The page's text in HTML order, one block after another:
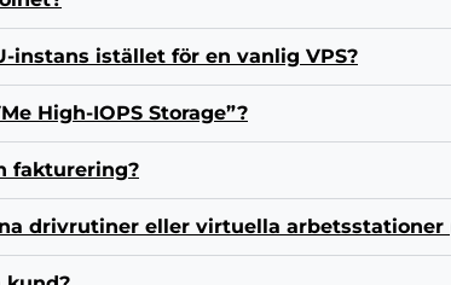
instans istället för en vanlig VPS?
High-IOPS Storage”?
fakturering?
drivrutiner eller virtuella arbetsstationer